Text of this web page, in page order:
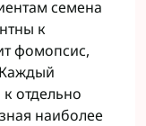
семена
к
фомопсис,
отдельно
наиболее